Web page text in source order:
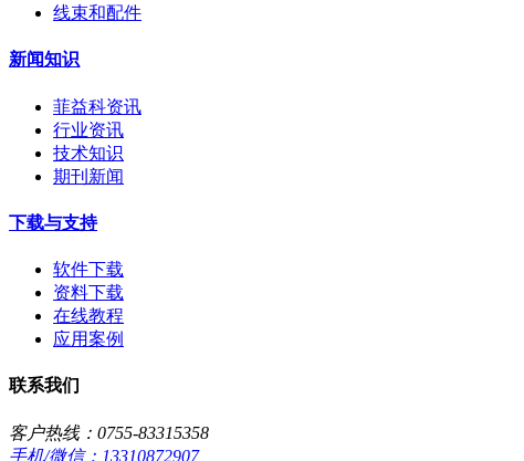
线束和配件
新闻知识
菲益科资讯
行业资讯
技术知识
期刊新闻
下载与支持
软件下载
资料下载
在线教程
应用案例
联系我们
客户热线：0755-83315358
手机/微信：13310872907